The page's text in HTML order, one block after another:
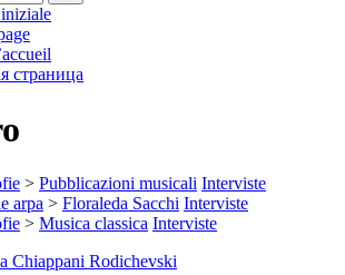
страница
> Pubblicazioni musicali Interviste
arpa > Floraleda Sacchi Interviste
> Musica classica Interviste
Chiappani Rodichevski